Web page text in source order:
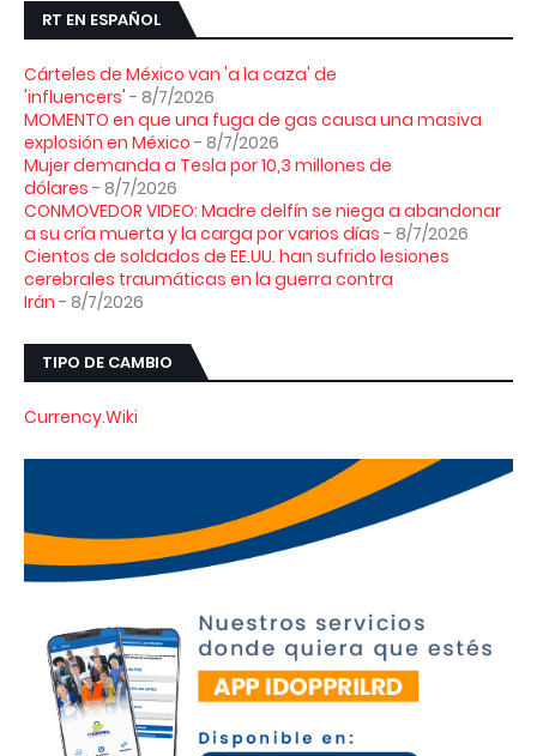
RT EN ESPAÑOL
Cárteles de México van 'a la caza' de
'influencers' - 8/7/2026
MOMENTO en que una fuga de gas causa una masiva
explosión en México - 8/7/2026
Mujer demanda a Tesla por 10,3 millones de
dólares - 8/7/2026
CONMOVEDOR VIDEO: Madre delfín se niega a abandonar
a su cría muerta y la carga por varios días - 8/7/2026
Cientos de soldados de EE.UU. han sufrido lesiones
cerebrales traumáticas en la guerra contra
Irán - 8/7/2026
TIPO DE CAMBIO
Currency.Wiki